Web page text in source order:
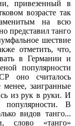
привезенный в
возрасте так
на всю
представил танго
шествие
отметить, что,
в Германии и
популярности
оно считалось
заигранные
из рук в руки. И
популярности. В
видов танго...
слово «танго»